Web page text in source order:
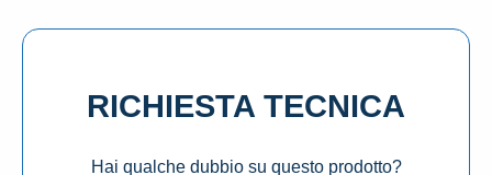
RICHIESTA TECNICA
Hai qualche dubbio su questo prodotto?